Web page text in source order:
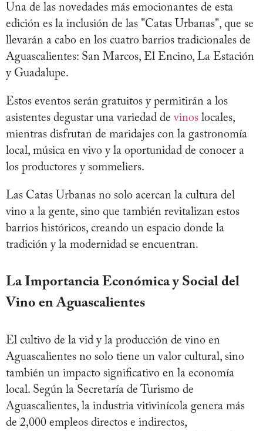
Una de las novedades más emocionantes de esta
edición es la inclusión de las "Catas Urbanas", que se
llevarán a cabo en los cuatro barrios tradicionales de
Aguascalientes: San Marcos, El Encino, La Estación
y Guadalupe.
Estos eventos serán gratuitos y permitirán a los
asistentes degustar una variedad devinos locales,
mientras disfrutan de maridajes con la gastronomía
local, música en vivo y la oportunidad de conocer a
los productores y sommeliers.
Las Catas Urbanas no solo acercan la cultura del
vino a la gente, sino que también revitalizan estos
barrios históricos, creando un espacio donde la
tradición y la modernidad se encuentran.
La Importancia Económica y Social del
Vino en Aguascalientes
El cultivo de la vid y la producción de vino en
Aguascalientes no solo tiene un valor cultural, sino
también un impacto significativo en la economía
local. Según la Secretaría de Turismo de
Aguascalientes, la industria vitivinícola genera más
de 2,000 empleos directos e indirectos,